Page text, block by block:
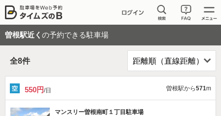
曽根駅近く の予約できる駐車場
全8件
550円/日 曽根駅から571m
マンスリー曽根南町１丁目駐車場